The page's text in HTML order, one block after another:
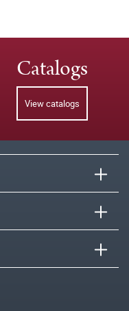
Catalogs
View catalogs